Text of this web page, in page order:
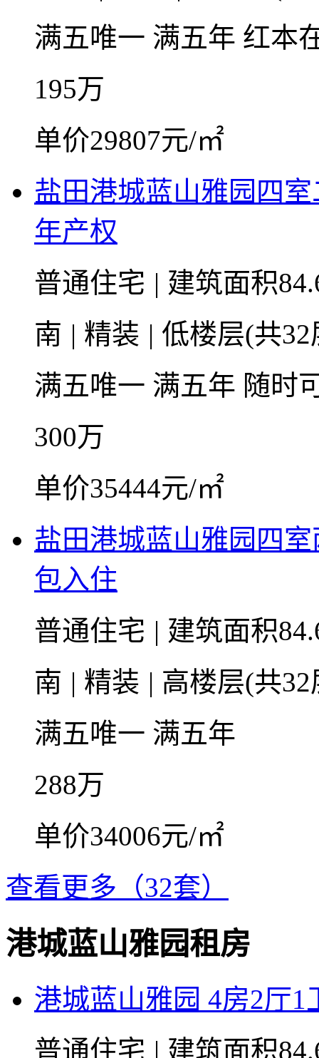
满五唯一 满五年 红本
195万
单价29807元/㎡
盐田港城蓝山雅园四
年产权
普通住宅 | 建筑面积
南 | 精装 | 低楼层(共
满五唯一 满五年 随时
300万
单价35444元/㎡
盐田港城蓝山雅园四
包入住
普通住宅 | 建筑面积
南 | 精装 | 高楼层(共
满五唯一 满五年
288万
单价34006元/㎡
查看更多（32套）
港城蓝山雅园租房
港城蓝山雅园 4房2厅1
普通住宅 | 建筑面积